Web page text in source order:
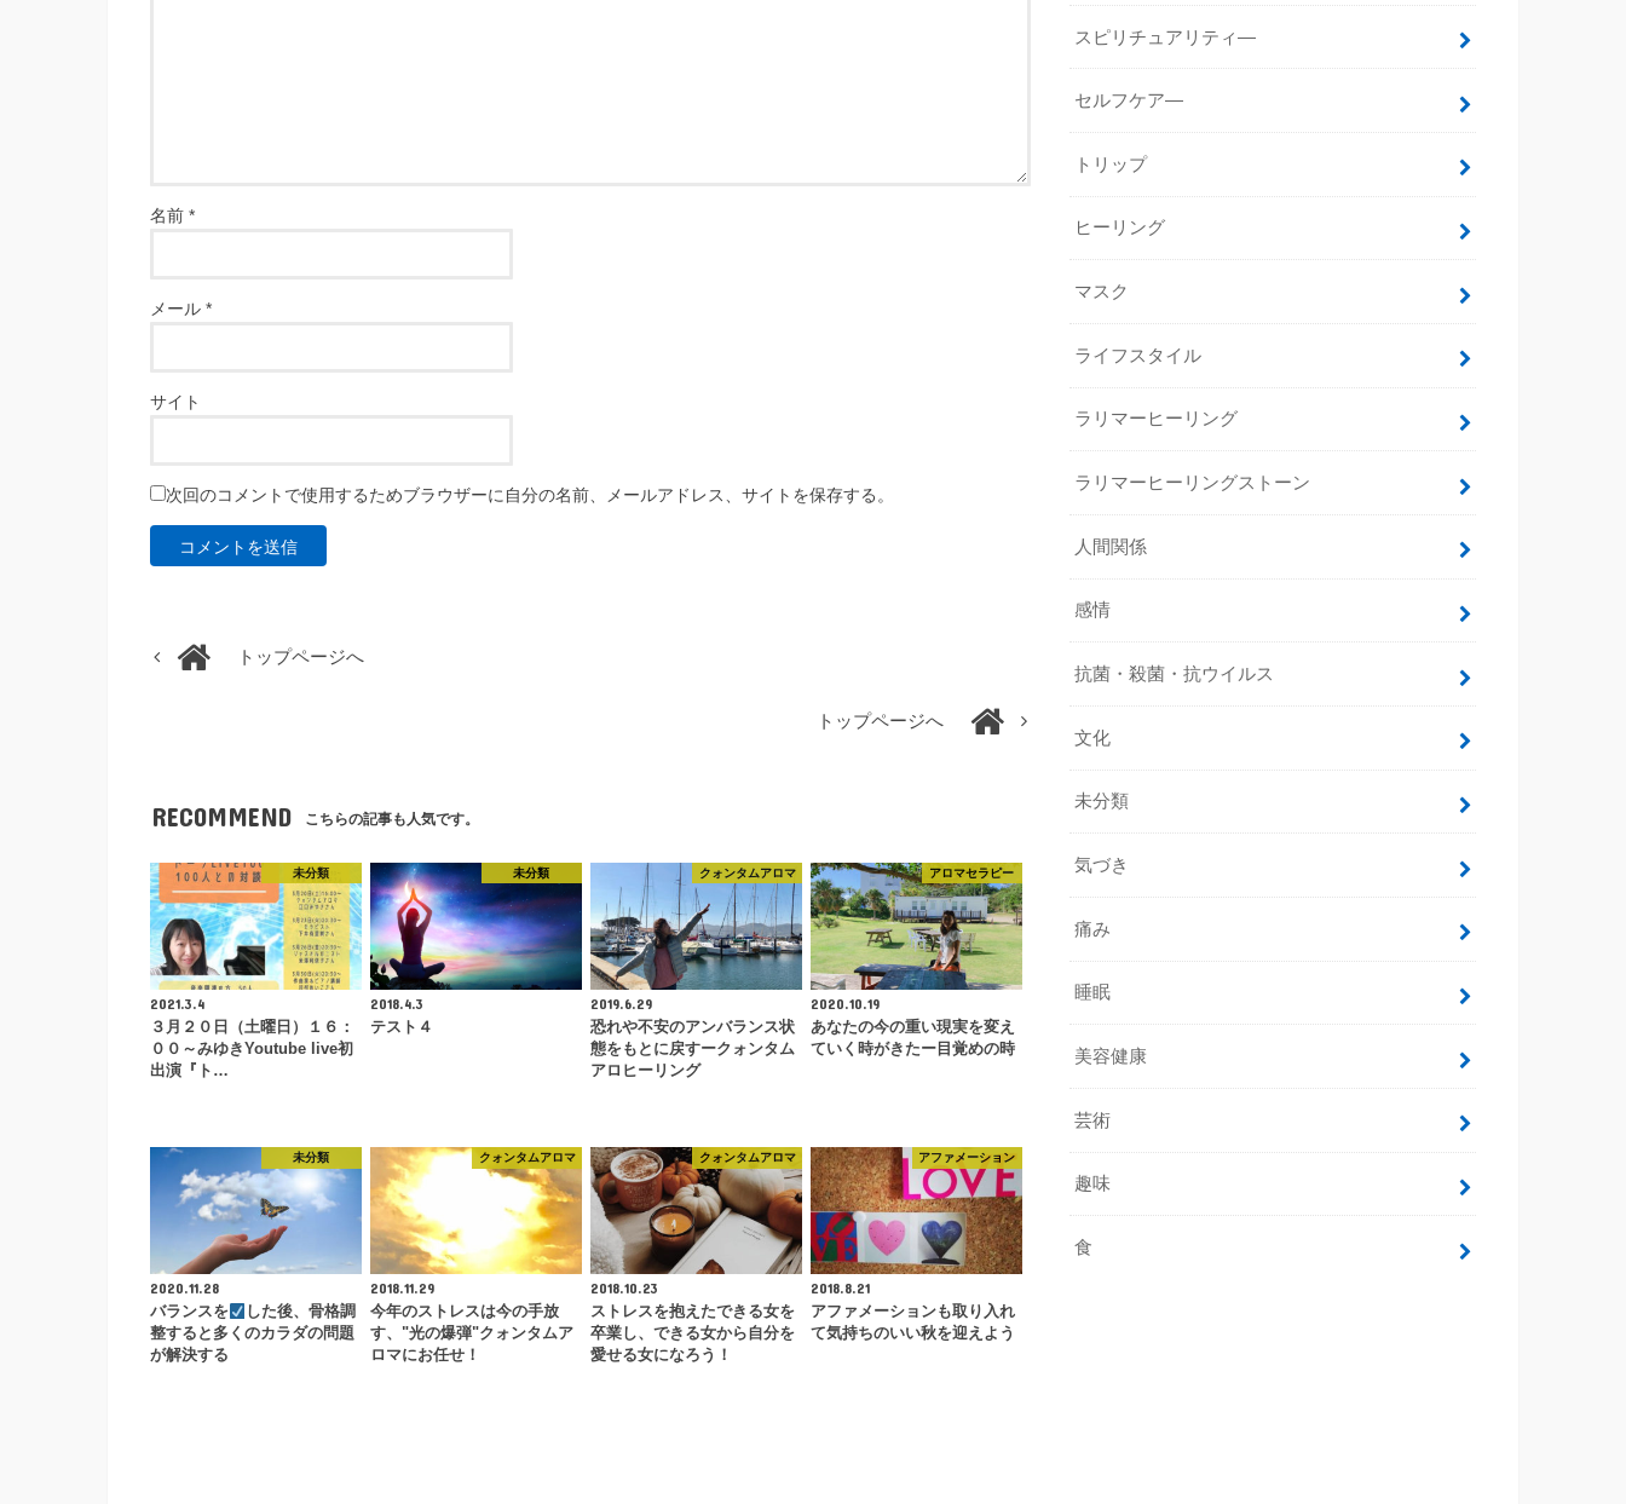
名前 *
メール *
サイト
次回のコメントで使用するためブラウザーに自分の名前、メールアドレス、サイトを保存する。
トップページへ
トップページへ
RECOMMEND こちらの記事も人気です。
未分類
2021.3.4
３月２０日（土曜日）１６：
００～みゆきYoutube live初
出演『ト…
未分類
2018.4.3
テスト４
クォンタムアロマ
2019.6.29
恐れや不安のアンバランス状
態をもとに戻すークォンタム
アロヒーリング
アロマセラピー
2020.10.19
あなたの今の重い現実を変え
ていく時がきたー目覚めの時
未分類
2020.11.28
バランスを
した後、骨格調
整すると多くのカラダの問題
が解決する
クォンタムアロマ
2018.11.29
今年のストレスは今の手放
す、"光の爆弾"クォンタムア
ロマにお任せ！
クォンタムアロマ
2018.10.23
ストレスを抱えたできる女を
卒業し、できる女から自分を
愛せる女になろう！
アファメーション
2018.8.21
アファメーションも取り入れ
て気持ちのいい秋を迎えよう
スピリチュアリティ―
セルフケア―
トリップ
ヒーリング
マスク
ライフスタイル
ラリマーヒーリング
ラリマーヒーリングストーン
人間関係
感情
抗菌・殺菌・抗ウイルス
文化
未分類
気づき
痛み
睡眠
美容健康
芸術
趣味
食